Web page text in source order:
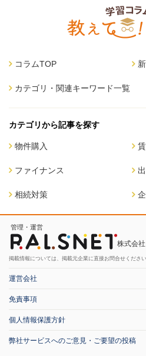
コラムTOP
カテゴリ・関連キーワード一覧
カテゴリから記事を探す
物件購入
ファイナンス
相続対策
管理・運営
株式会
掲載情報については、掲載元企業に直接お問合せください
運営会社
免責事項
個人情報保護方針
弊社サービスへのご意見・ご要望の投稿